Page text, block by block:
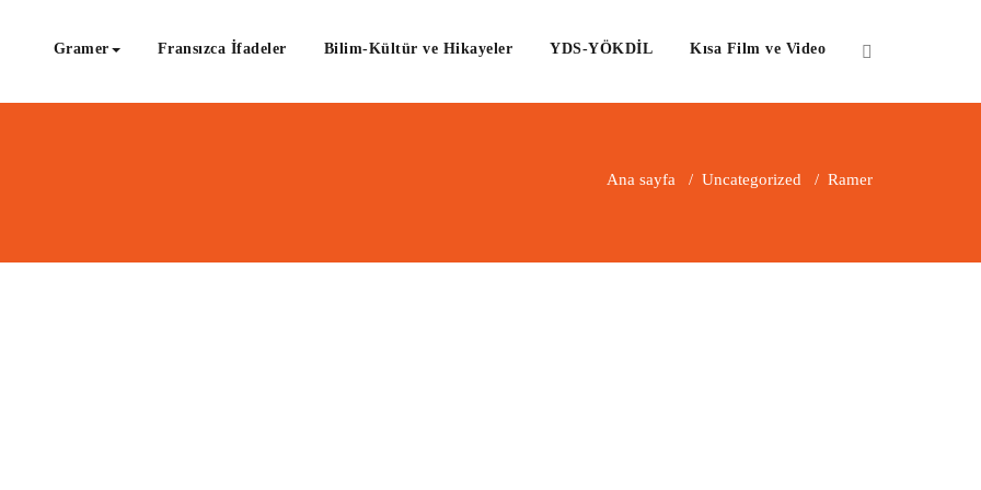
Gramer Fransızca İfadeler Bilim-Kültür ve Hikayeler YDS-YÖKDİL Kısa Film ve Video
Ana sayfa / Uncategorized / Ramer